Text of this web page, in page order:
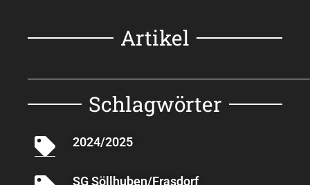
Artikel
Schlagwörter
2024/2025
SG Söllhuben/Frasdorf